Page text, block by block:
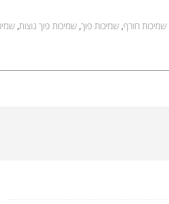
שמיכות חורף, שמיכות פוך, שמיכות פוך נוצות,